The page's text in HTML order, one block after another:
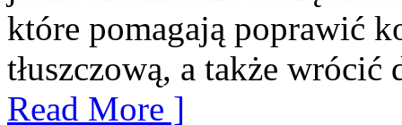
które pomagają poprawić
tłuszczową, a także
Read More ]